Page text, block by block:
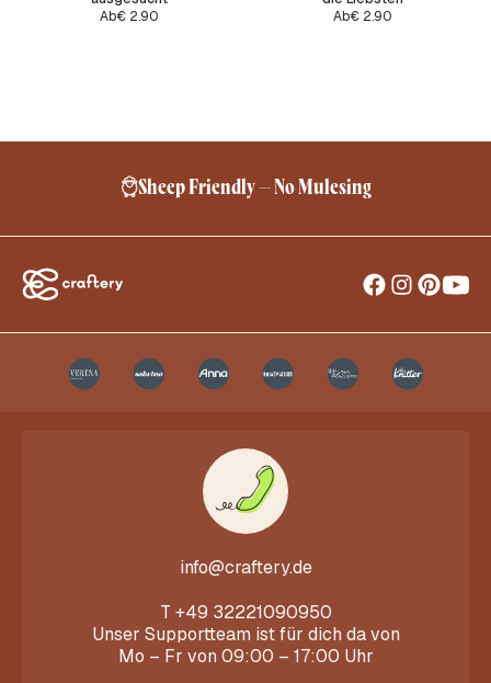
Ab€2.90
Ab€2.90
Sheep Friendly – No Mulesing
info@craftery.de
T +49 32221090950
Unser Supportteam ist für dich da von
Mo – Fr von 09:00 – 17:00 Uhr